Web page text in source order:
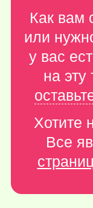
Как вам
или
у вас
на
Хотите
Все